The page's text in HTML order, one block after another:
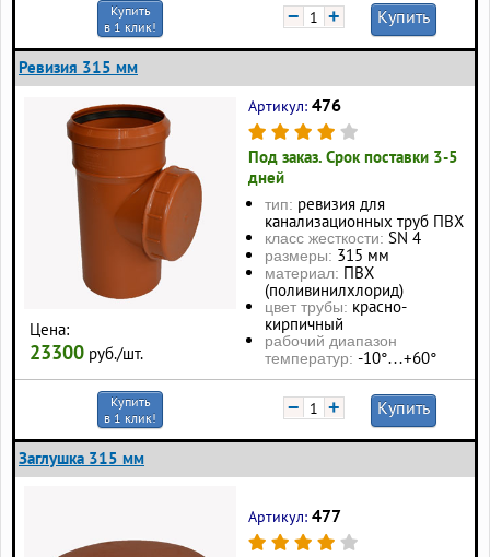
Купить
в 1 клик!
− + Купить
Ревизия 315 мм
Цена:
23300 руб./шт.
Артикул: 476
Под заказ. Срок поставки 3-5
дней
тип: ревизия для
канализационных труб ПВХ
класс жесткости: SN 4
размеры: 315 мм
материал: ПВХ
(поливинилхлорид)
цвет трубы: красно-
кирпичный
рабочий диапазон
температур: -10°…+60°
Купить
в 1 клик!
− + Купить
Заглушка 315 мм
Артикул: 477